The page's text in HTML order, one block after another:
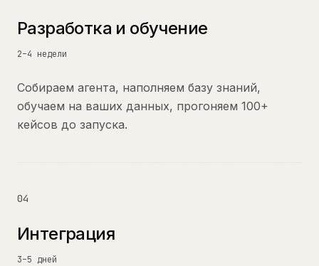
Разработка и обучение
2–4 недели
Собираем агента, наполняем базу знаний,
обучаем на ваших данных, прогоняем 100+
кейсов до запуска.
04
Интеграция
3–5 дней